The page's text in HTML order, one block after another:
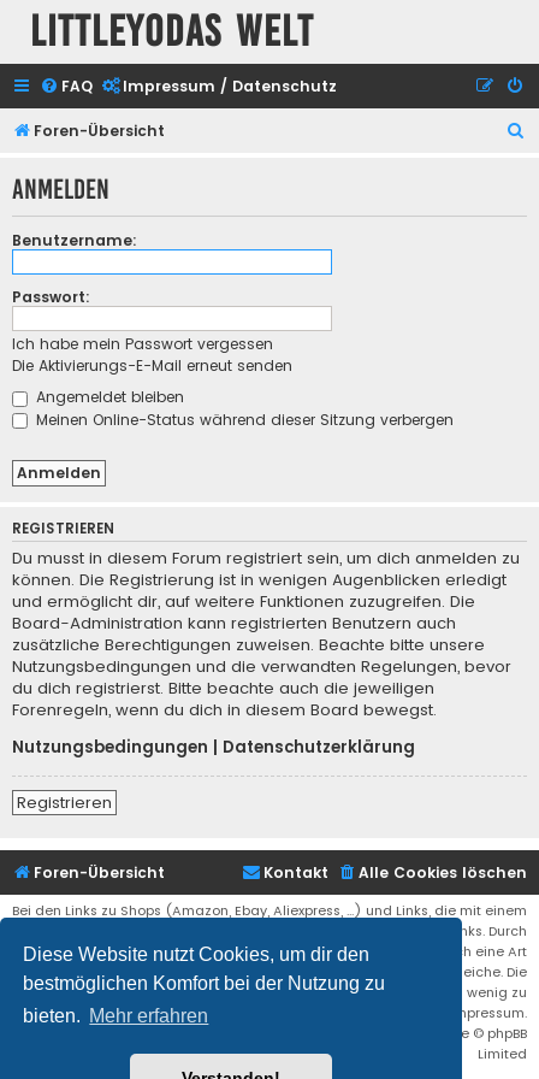
Diese Website nutzt Cookies, um dir den
bestmöglichen Komfort bei der Nutzung zu
bieten. Mehr erfahren
Littleyodas Welt
FAQ Impressum / Datenschutz
Foren-Übersicht
h
Anmelden
Benutzername:
Passwort:
Ich habe mein Passwort vergessen
Die Aktivierungs-E-Mail erneut senden
Angemeldet bleiben
Meinen Online-Status während dieser Sitzung verbergen
REGISTRIEREN
Du musst in diesem Forum registriert sein, um dich anmelden zu
können. Die Registrierung ist in wenigen Augenblicken erledigt
und ermöglicht dir, auf weitere Funktionen zuzugreifen. Die
Board-Administration kann registrierten Benutzern auch
zusätzliche Berechtigungen zuweisen. Beachte bitte unsere
Nutzungsbedingungen und die verwandten Regelungen, bevor
du dich registrierst. Bitte beachte auch die jeweiligen
Forenregeln, wenn du dich in diesem Board bewegst.
Nutzungsbedingungen
Datenschutzerklärung
Registrieren
Foren-Übersicht Alle Cookies löschen
Kontakt
Bei den Links zu Shops (Amazon, Ebay, Aliexpress, ...) und Links, die mit einem
Stern (*) markiert sind, kann es sich um sogenannte Affiliate Links. Durch
den Kauf eines Produktes über einen Affiliate Link erhälte ich eine Art
Umsatzbeteiligung gutgeschrieben. Für euch bleibt der Preis der gleiche. Die
Einnahmen helfen die Hostgebühren für diese Webseite ein wenig zu
reduzieren. Siehe auch das Impressum.
® Forum Software © phpBB
Limited